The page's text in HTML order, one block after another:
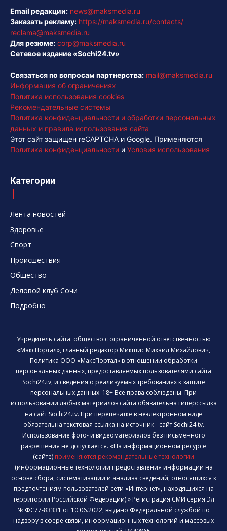
Email редакции: news@maksmedia.ru
Заказать рекламу: https://maksmedia.ru/contacts/
reclama@maksmedia.ru
Для резюме: corp@maksmedia.ru
Сетевое издание «Sochi24.tv»
Связаться по вопросам партнерства: mail@maksmedia.ru
Информация об ограничениях
Политика использования cookies
Рекомендательные системы
Политика конфиденциальности и обработки персональных
данных и правила использования сайта
Этот сайт защищен reCAPTCHA и Google. Применяются
Политика конфиденциальности и Условия использования
Категории
Лента новостей
Здоровье
Спорт
Происшествия
Общество
Деловой клуб Сочи
Подробно
Учредитель сайта: общество с ограниченной ответственностью
«МаксПортал», главный редактор Микшис Михаил Михайлович,
Политика ООО «МаксПортал» в отношении обработки
персональных данных, предоставляемых пользователями сайта
Sochi24.tv, и сведения о реализуемых требованиях к защите
персональных данных. 18+ Все права соблюдены. При
использовании любых материалов сайта обязательна гиперссылка
на сайт Sochi24.tv. При перепечатке в неэлектронном виде
обязательна текстовая ссылка на источник - сайт Sochi24.tv.
Использование фото- и видеоматериалов без письменного
разрешения не допускается. «На информационном ресурсе
(сайте) применяются рекомендательные технологии
(информационные технологии предоставления информации на
основе сбора, систематизации и анализа сведений, относящихся к
предпочтениям пользователей сети «Интернет», находящихся на
территории Российской Федерации).» Регистрация СМИ серия Эл
№ ФС77-83331 от 10.06.2022, выдано Федеральной службой по
надзору в сфере связи, информационных технологий и массовых